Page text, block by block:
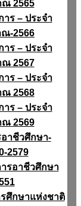
ณ 2565
ร – ประจำ
-2566
ร – ประจำ
ณ 2567
ร – ประจำ
ณ 2568
ร – ประจำ
ณ 2569
าชีวศึกษา-
2579
รอาชีวศึกษา
ศึกษาแห่งชาติ